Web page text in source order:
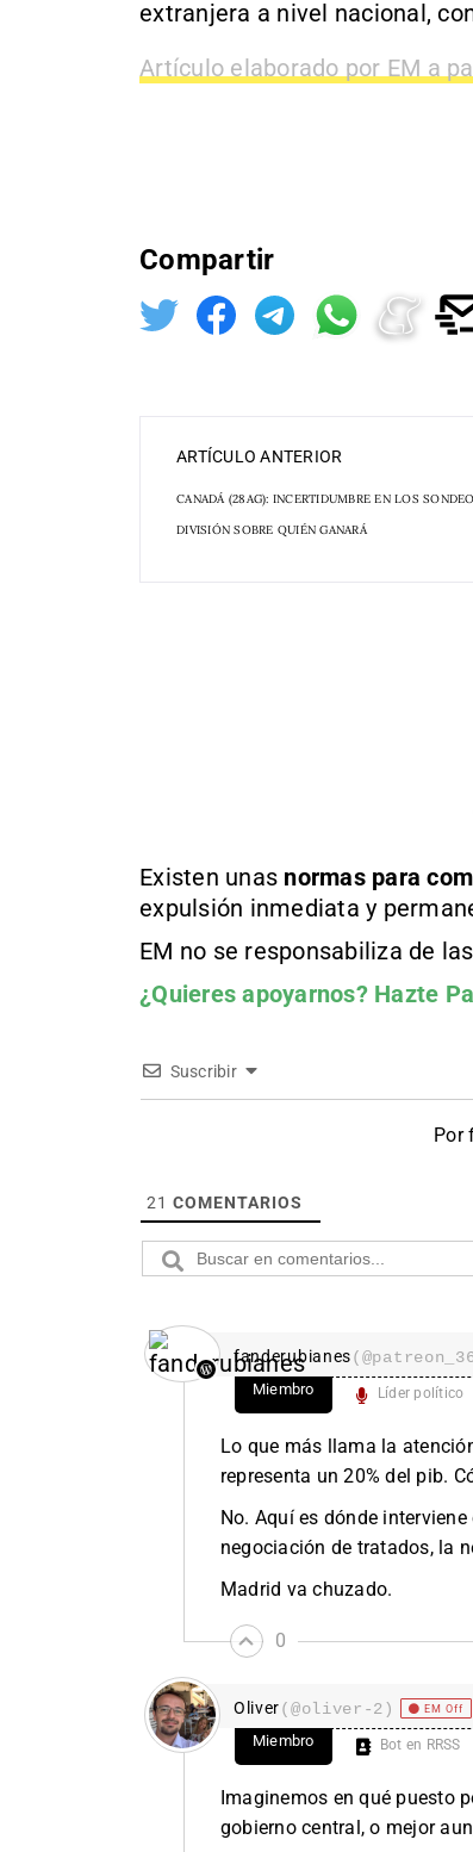
extranjera a nivel nacional,
Artículo elaborado por EM a
Compartir
ARTÍCULO ANTERIOR
CANADÁ (28AG): INCERTIDUMBRE EN LOS
DIVISIÓN SOBRE QUIÉN GANARÁ
Existen unas normas para
expulsión inmediata y
EM no se responsabiliza de
¿Quieres apoyarnos? Hazte
Suscribir
Por
21 COMENTARIOS
fanderubianes
Miembro Líder político
Lo que más llama la
representa un 20% del pib.
No. Aquí es dónde
negociación de tratados, la
Madrid va chuzado.
0
Oliver(@oliver-2) EM Off
Miembro Bot en RRSS
Imaginemos en qué puesto
gobierno central, o mejor